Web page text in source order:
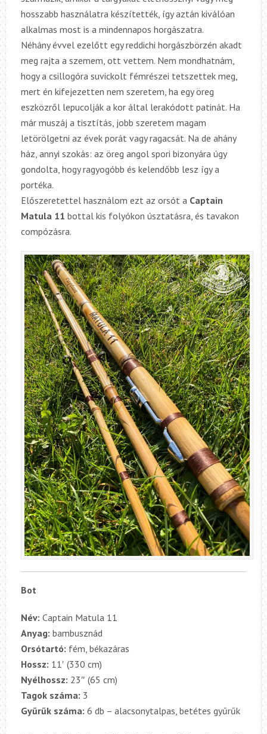
hosszabb használatra készítették, így aztán kiválóan
alkalmas most is a mindennapos horgászatra.
Néhány évvel ezelőtt egy reddichi horgászbörzén akadt
meg rajta a szemem, ott vettem. Nem mondhatnám,
hogy a csillogóra suvickolt fémrészei tetszettek meg,
mert én kifejezetten nem szeretem, ha egy öreg
eszközről lepucolják a kor által lerakódott patinát. Ha
már muszáj a tisztítás, jobb szeretem magam
letörölgetni az évek porát vagy ragacsát. Na de ahány
ház, annyi szokás: az öreg angol spori bizonyára úgy
gondolta, hogy ragyogóbb és kelendőbb lesz így a
portéka.
Előszeretettel használom ezt az orsót a Captain
Matula 11 bottal kis folyókon úsztatásra, és tavakon
compózásra.
Bot
Név: Captain Matula 11
Anyag: bambusznád
Orsótartó: fém, békazáras
Hossz: 11′ (330 cm)
Nyélhossz: 23″ (65 cm)
Tagok száma: 3
Gyűrűk száma: 6 db – alacsonytalpas, betétes gyűrűk